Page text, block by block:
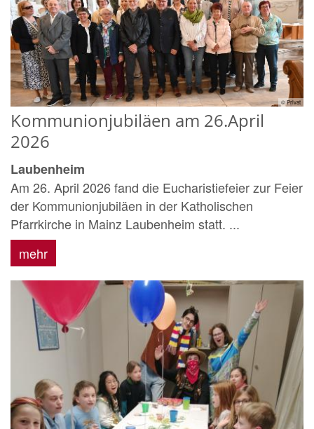
© Privat
Kommunionjubiläen am 26.April
2026
Laubenheim
Am 26. April 2026 fand die Eucharistiefeier zur Feier
der Kommunionjubiläen in der Katholischen
Pfarrkirche in Mainz Laubenheim statt. ...
mehr